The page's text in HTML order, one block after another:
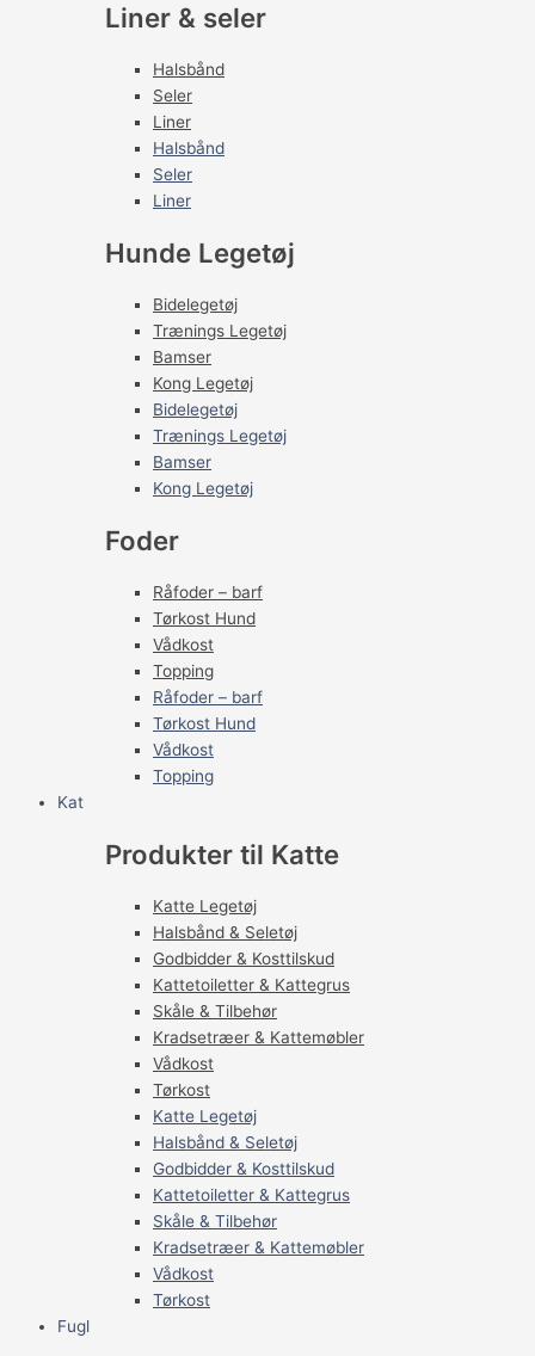
Liner & seler
Halsbånd
Seler
Liner
Halsbånd
Seler
Liner
Hunde Legetøj
Bidelegetøj
Trænings Legetøj
Bamser
Kong Legetøj
Bidelegetøj
Trænings Legetøj
Bamser
Kong Legetøj
Foder
Råfoder – barf
Tørkost Hund
Vådkost
Topping
Råfoder – barf
Tørkost Hund
Vådkost
Topping
Kat
Produkter til Katte
Katte Legetøj
Halsbånd & Seletøj
Godbidder & Kosttilskud
Kattetoiletter & Kattegrus
Skåle & Tilbehør
Kradsetræer & Kattemøbler
Vådkost
Tørkost
Katte Legetøj
Halsbånd & Seletøj
Godbidder & Kosttilskud
Kattetoiletter & Kattegrus
Skåle & Tilbehør
Kradsetræer & Kattemøbler
Vådkost
Tørkost
Fugl